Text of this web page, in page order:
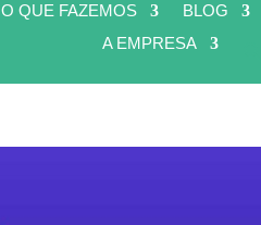
O QUE FAZEMOS
BLOG
A EMPRESA